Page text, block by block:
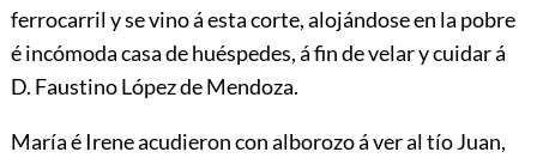
ferrocarril y se vino á esta corte, alojándose en la pobre
é incómoda casa de huéspedes, á fin de velar y cuidar á
D. Faustino López de Mendoza.
María é Irene acudieron con alborozo á ver al tío Juan,